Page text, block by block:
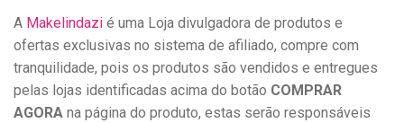
A Makelindazi é uma Loja divulgadora de produtos e
ofertas exclusivas no sistema de afiliado, compre com
tranquilidade, pois os produtos são vendidos e entregues
pelas lojas identificadas acima do botão COMPRAR
AGORA na página do produto, estas serão responsáveis